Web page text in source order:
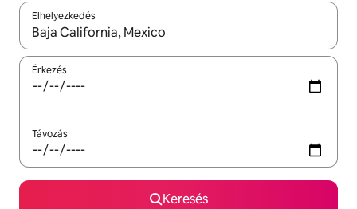
Elhelyezkedés
Az eredmények között a felfelé és a lefelé nyíllal
Érkezés
Távozás
Keresés